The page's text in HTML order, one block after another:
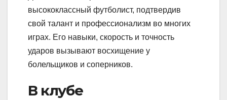
высококлассный футболист, подтвердив
свой талант и профессионализм во многих
играх. Его навыки, скорость и точность
ударов вызывают восхищение у
болельщиков и соперников.
В клубе